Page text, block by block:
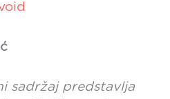
sadržaj predstavlja